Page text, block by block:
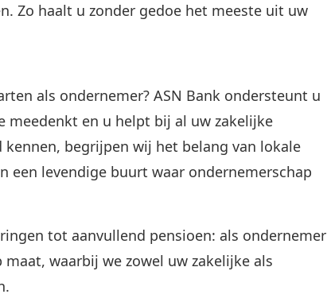
Zo haalt u zonder gedoe het meeste uit uw
als ondernemer? ASN Bank ondersteunt u
meedenkt en u helpt bij al uw zakelijke
begrijpen wij het belang van lokale
een levendige buurt waar ondernemerschap
tot aanvullend pensioen: als ondernemer
waarbij we zowel uw zakelijke als